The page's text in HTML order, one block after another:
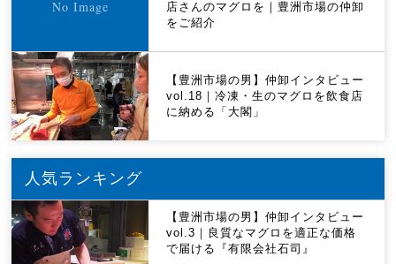
店さんのマグロを｜豊洲市場の仲卸
をご紹介
【豊洲市場の男】仲卸インタビュー
vol.18｜冷凍・生のマグロを飲食店
に納める「大閣」
人気ランキング
【豊洲市場の男】仲卸インタビュー
vol.3｜良質なマグロを適正な価格
で届ける『有限会社石司』